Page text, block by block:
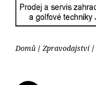
Domů Zpravodajství